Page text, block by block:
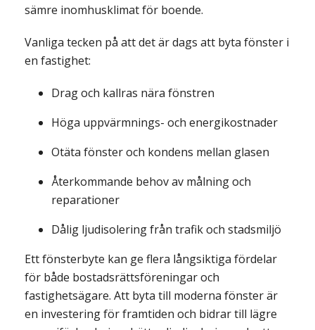
sämre inomhusklimat för boende.
Vanliga tecken på att det är dags att byta fönster i
en fastighet:
Drag och kallras nära fönstren
Höga uppvärmnings- och energikostnader
Otäta fönster och kondens mellan glasen
Återkommande behov av målning och
reparationer
Dålig ljudisolering från trafik och stadsmiljö
Ett fönsterbyte kan ge flera långsiktiga fördelar
för både bostadsrättsföreningar och
fastighetsägare. Att byta till moderna fönster är
en investering för framtiden och bidrar till lägre